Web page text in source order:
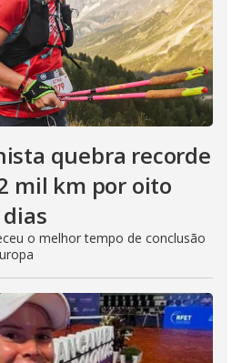
quebra recorde
mil km por oito
o melhor tempo de conclusão